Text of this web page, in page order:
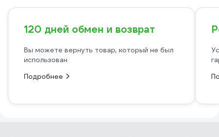
120 дней обмен и возврат
Вы можете вернуть товар, который не был
использован
Подробнее